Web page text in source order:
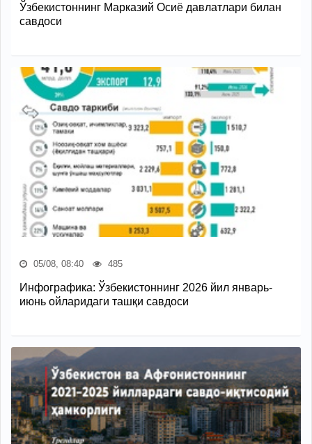
Ўзбекистоннинг Марказий Осиё давлатлари билан
савдоси
05/08, 08:40 485
Инфографика: Ўзбекистоннинг 2026 йил январь-
июнь ойларидаги ташқи савдоси